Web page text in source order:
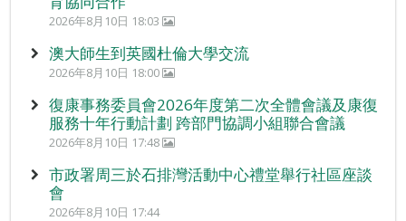
2026年8月10日 18:03
澳大師生到英國杜倫大學交流
2026年8月10日 18:00
復康事務委員會2026年度第二次全體會議及康復
服務十年行動計劃 跨部門協調小組聯合會議
2026年8月10日 17:48
市政署周三於石排灣活動中心禮堂舉行社區座談
會
2026年8月10日 17:44